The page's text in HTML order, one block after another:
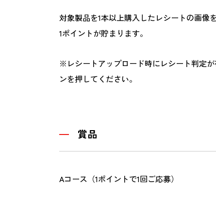
対象製品を1本以上購入したレシートの画像
1ポイントが貯まります。
※レシートアップロード時にレシート判定
ンを押してください。
賞品
Aコース（1ポイントで1回ご応募）